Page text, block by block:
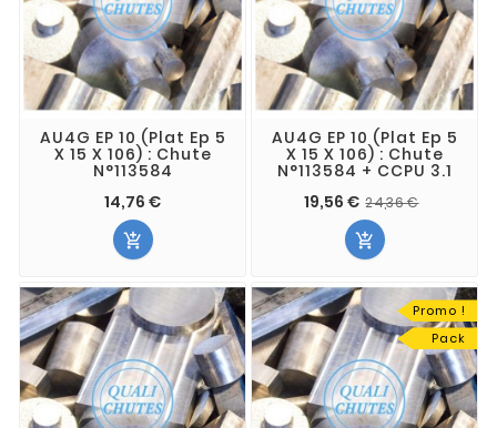
AU4G EP 10 (Plat Ep 5
X 15 X 106) : Chute
N°113584
14,76 €

AU4G EP 10 (Plat Ep 5
X 15 X 106) : Chute
N°113584 + CCPU 3.1
19,56 € 24,36 €

Promo !
Pack